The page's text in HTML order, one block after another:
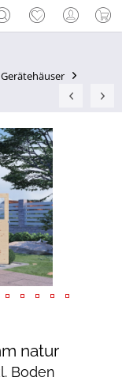
Gerätehäuser
natur
Boden